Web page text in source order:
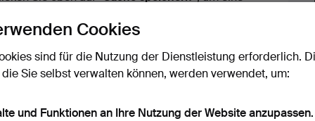
ist.
die mit Ihrer Suche
Cookies
sind für die Nutzung der Dienstleistung erforderlich.
Sie selbst verwalten können, werden verwendet, um:
und Funktionen an Ihre Nutzung der Website anzupassen.